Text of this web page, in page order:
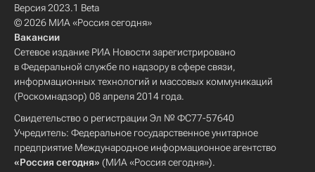
Версия 2023.1 Beta
© 2026 МИА «Россия сегодня»
Вакансии
Сетевое издание РИА Новости зарегистрировано
в Федеральной службе по надзору в сфере связи,
информационных технологий и массовых коммуникаций
(Роскомнадзор) 08 апреля 2014 года.
Свидетельство о регистрации Эл № ФС77-57640
Учредитель: Федеральное государственное унитарное
предприятие Международное информационное агентство
«Россия сегодня» (МИА «Россия сегодня»).